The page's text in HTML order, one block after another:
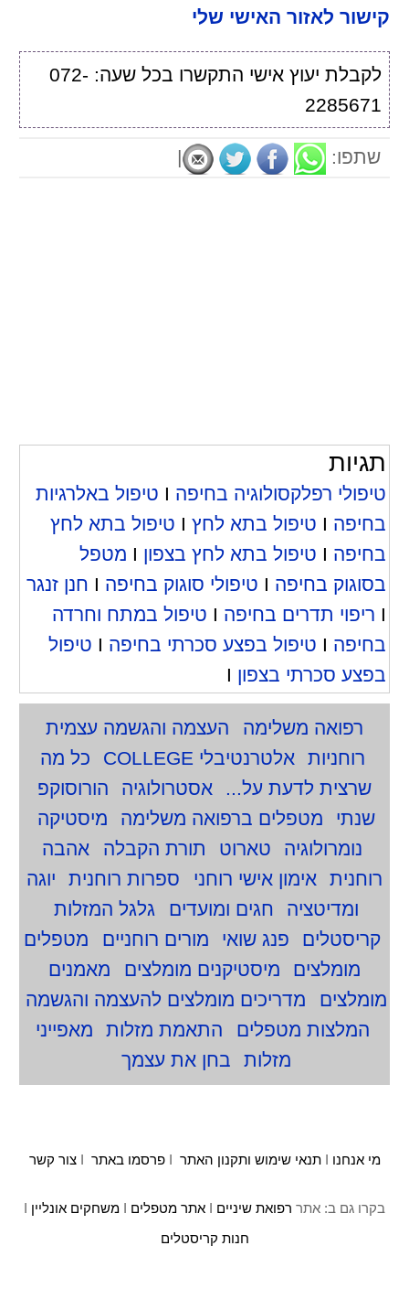
קישור לאזור האישי שלי
לקבלת יעוץ אישי התקשרו בכל שעה: 072-
2285671
שתפו: |
תגיות
טיפולי רפלקסולוגיה בחיפה
טיפול באלרגיות
בחיפה
טיפול בתא לחץI
טיפול בתא לחץ
בחיפה
טיפול בתא לחץ בצפון
מטפל
בסוגוק בחיפה
טיפולי סוגוק בחיפה
חנן זנגר
I ריפוי תדרים בחיפה
טיפול במתח וחרדה
בחיפה
טיפול בפצע סכרתי בחיפה
טיפול
בפצע סכרתי בצפון
רפואה משלימה
העצמה והגשמה עצמית
רוחניות
אלטרנטיבלי COLLEGE
כל מה
שרצית לדעת על...
אסטרולוגיה
הורוסוקפ
שנתי
מטפלים ברפואה משלימה
מיסטיקה
נומרולוגיה
טארוט תורת הקבלה
אהבה
רוחנית
אימון אישי רוחני ספרות רוחנית
יוגה
ומדיטציה
חגים ומועדים
גלגל המזלות
קריסטלים
פנג שואי מורים רוחניים
מטפלים
מומלצים
מיסטיקנים מומלצים
מאמנים
מומלצים
מדריכים מומלצים להעצמה והגשמה
המלצות מטפלים
התאמת מזלות
מאפייני
מזלות
בחן את עצמך
מי אנחנו תנאי שימוש ותקנון האתר פרסמו באתר צור קשר
בקרו גם ב: אתר רפואת שיניים אתר מטפלים משחקים אונליין
חנות קריסטלים